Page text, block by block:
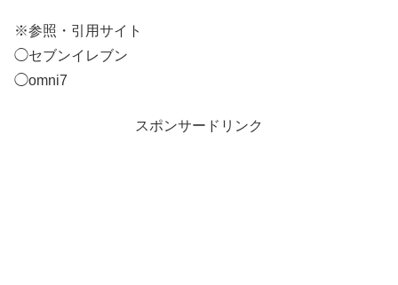
※参照・引用サイト
◯セブンイレブン
◯omni7
スポンサードリンク